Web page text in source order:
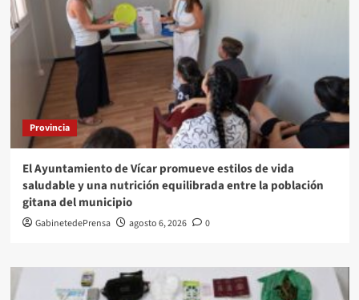
Provincia
El Ayuntamiento de Vícar promueve estilos de vida
saludable y una nutrición equilibrada entre la población
gitana del municipio
GabinetedePrensa agosto 6, 2026 0